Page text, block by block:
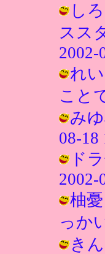
し
スス
2002-
れ
こと
み
08-18
ド
2002-
柚
っか
き